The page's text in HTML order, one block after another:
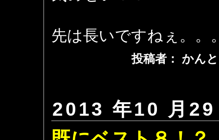
先は長いですねぇ。。
投稿者： かん
2013 年10 月